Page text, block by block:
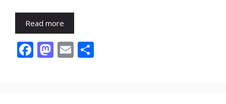
Read more
F M E